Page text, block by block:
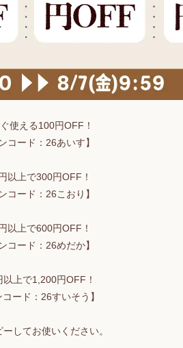
使える100円OFF！
コード：26あいす】
以上で300円OFF！
コード：26こおり】
以上で600円OFF！
コード：26めだか】
上で1,200円OFF！
コード：26すいそう】
してお使いください。